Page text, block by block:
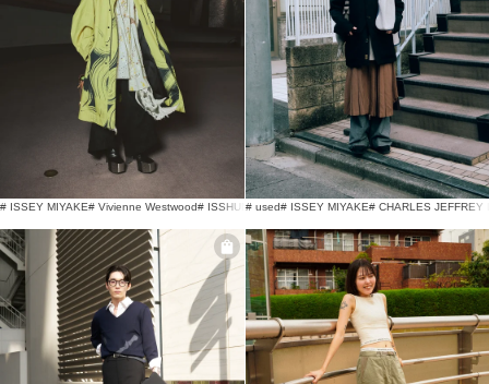
# ISSEY MIYAKE# Vivienne Westwood# ISSHUN ISSHUN
# used# ISSEY MIYAKE# CHARLES JEFFREY